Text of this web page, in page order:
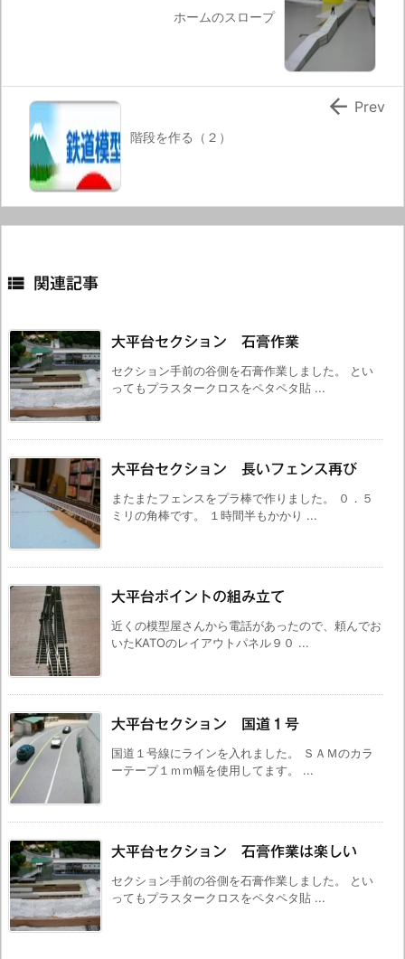
ホームのスロープ
階段を作る（２）
 Prev
 関連記事
大平台セクション 石膏作業
セクション手前の谷側を石膏作業しました。 とい
ってもプラスタークロスをペタペタ貼 ...
大平台セクション 長いフェンス再び
またまたフェンスをプラ棒で作りました。 ０．５
ミリの角棒です。 １時間半もかかり ...
大平台ポイントの組み立て
近くの模型屋さんから電話があったので、頼んでお
いたKATOのレイアウトパネル９０ ...
大平台セクション 国道１号
国道１号線にラインを入れました。 ＳＡＭのカラ
ーテープ１ｍｍ幅を使用してます。 ...
大平台セクション 石膏作業は楽しい
セクション手前の谷側を石膏作業しました。 とい
ってもプラスタークロスをペタペタ貼 ...